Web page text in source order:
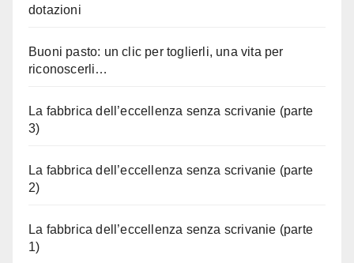
dotazioni
Buoni pasto: un clic per toglierli, una vita per
riconoscerli…
La fabbrica dell’eccellenza senza scrivanie (parte
3)
La fabbrica dell’eccellenza senza scrivanie (parte
2)
La fabbrica dell’eccellenza senza scrivanie (parte
1)